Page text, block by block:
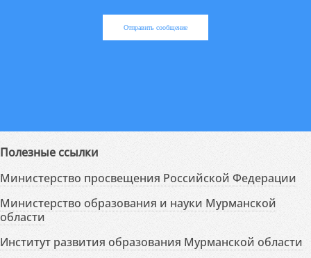
Отправить сообщение
Полезные ссылки
Министерство просвещения Российской Федерации
Министерство образования и науки Мурманской
области
Институт развития образования Мурманской области